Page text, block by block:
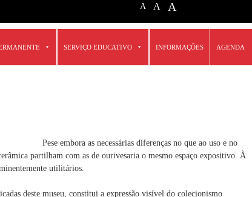
A A A
SERVIÇO EDUCATIVO INFORMAÇÕES AGENDA
Pese embora as necessárias diferenças no que ao uso e no
partilham com as de ourivesaria o mesmo espaço expositivo. À
utilitários.
deste museu, constitui a expressão visível do colecionismo